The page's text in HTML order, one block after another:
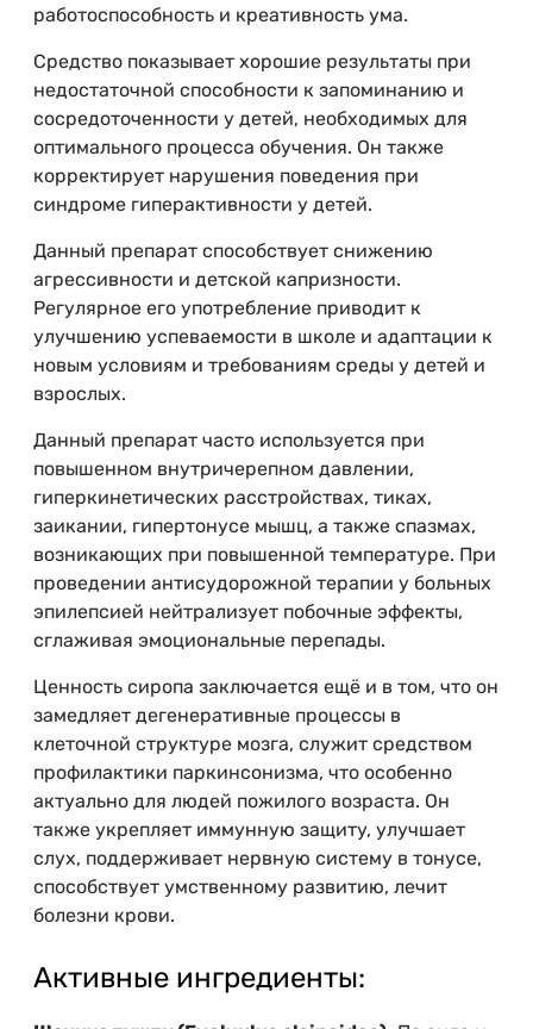
работоспособность и креативность ума.
Средство показывает хорошие результаты при
недостаточной способности к запоминанию и
сосредоточенности у детей, необходимых для
оптимального процесса обучения. Он также
корректирует нарушения поведения при
синдроме гиперактивности у детей.
Данный препарат способствует снижению
агрессивности и детской капризности.
Регулярное его употребление приводит к
улучшению успеваемости в школе и адаптации к
новым условиям и требованиям среды у детей и
взрослых.
Данный препарат часто используется при
повышенном внутричерепном давлении,
гиперкинетических расстройствах, тиках,
заикании, гипертонусе мышц, а также спазмах,
возникающих при повышенной температуре. При
проведении антисудорожной терапии у больных
эпилепсией нейтрализует побочные эффекты,
сглаживая эмоциональные перепады.
Ценность сиропа заключается ещё и в том, что он
замедляет дегенеративные процессы в
клеточной структуре мозга, служит средством
профилактики паркинсонизма, что особенно
актуально для людей пожилого возраста. Он
также укрепляет иммунную защиту, улучшает
слух, поддерживает нервную систему в тонусе,
способствует умственному развитию, лечит
болезни крови.
Активные ингредиенты: